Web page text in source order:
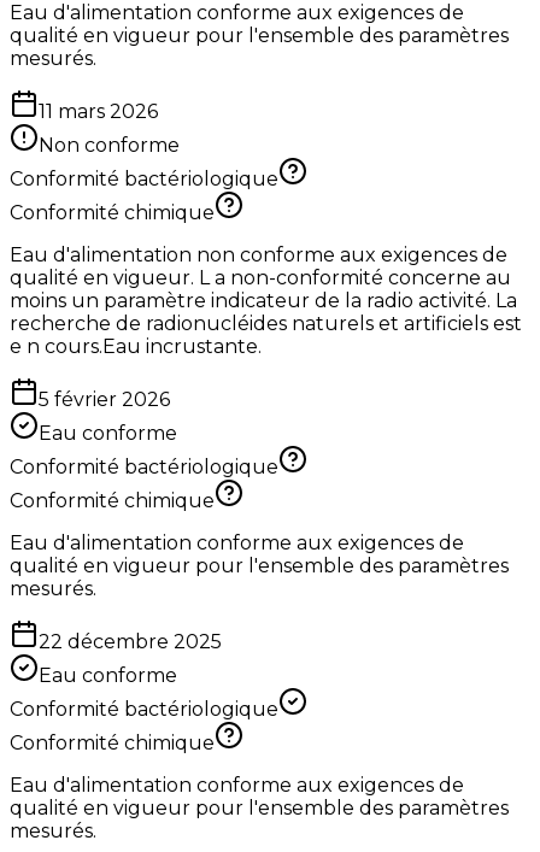
Eau d'alimentation conforme aux exigences de
qualité en vigueur pour l'ensemble des paramètres
mesurés.
11 mars 2026
Non conforme
Conformité bactériologique
Conformité chimique
Eau d'alimentation non conforme aux exigences de
qualité en vigueur. L a non-conformité concerne au
moins un paramètre indicateur de la radio activité. La
recherche de radionucléides naturels et artificiels est
e n cours.Eau incrustante.
5 février 2026
Eau conforme
Conformité bactériologique
Conformité chimique
Eau d'alimentation conforme aux exigences de
qualité en vigueur pour l'ensemble des paramètres
mesurés.
22 décembre 2025
Eau conforme
Conformité bactériologique
Conformité chimique
Eau d'alimentation conforme aux exigences de
qualité en vigueur pour l'ensemble des paramètres
mesurés.